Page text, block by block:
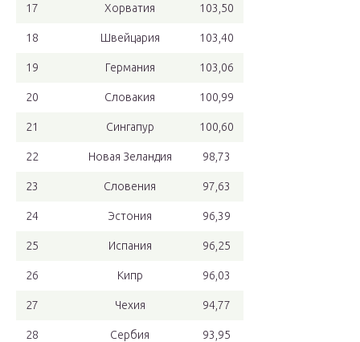
17 Хорватия 103,50
18 Швейцария 103,40
19 Германия 103,06
20 Словакия 100,99
21 Сингапур 100,60
22 Новая Зеландия 98,73
23 Словения 97,63
24 Эстония 96,39
25 Испания 96,25
26 Кипр 96,03
27 Чехия 94,77
28 Сербия 93,95